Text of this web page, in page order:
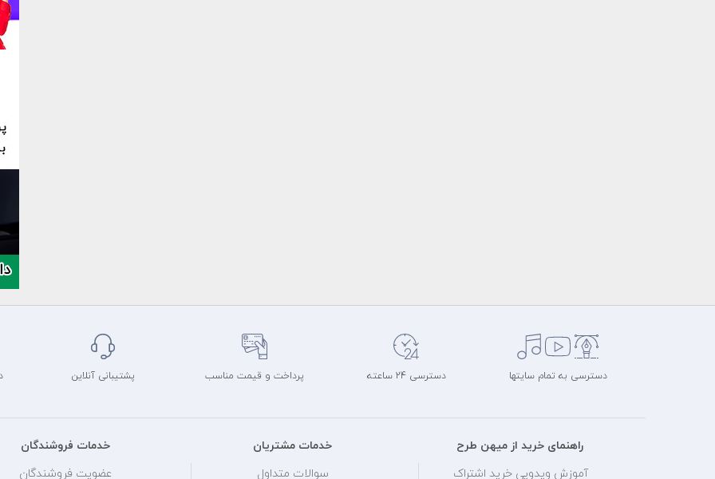
دسترسی به تمام سایتها دسترسی 24 ساعته پرداخت و قیمت مناسب پشتیبانی آنلاین
راهنمای خرید از میهن طرح
آموزش ویدویی خرید اشتراک
خدمات مشتریان
سوالات متداول
خدمات فروشندگان
عضویت فروشندگان